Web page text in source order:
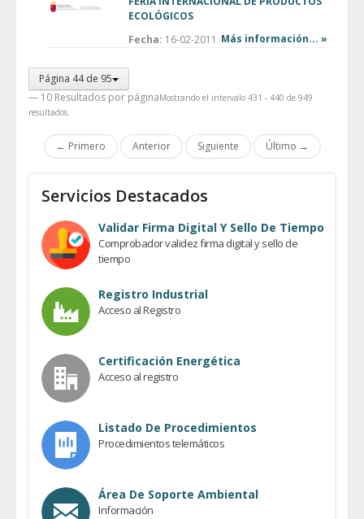
ECOLÓGICOS
Fecha: 16-02-2011 Más información... »
Página 44 de 95
— 10 Resultados por páginaMostrando el intervalo 431 - 440 de 949
resultados.
← Primero Anterior Siguiente Último →
Servicios Destacados
Validar Firma Digital Y Sello De Tiempo
Comprobador validez firma digital y sello de
tiempo
Registro Industrial
Acceso al Registro
Certificación Energética
Acceso al registro
Listado De Procedimientos
Procedimientos telemáticos
Área De Soporte Ambiental
Información